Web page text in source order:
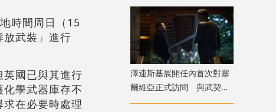
時間周日（15
武裝」進行
國已與其進行
學武器庫存不
在必要時處理
澤連斯基展開任內首次對塞
爾維亞正式訪問 與武契奇
會面